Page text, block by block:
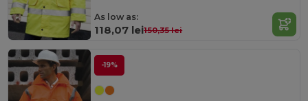
As low as:
118,07 lei150,35 lei
-19%